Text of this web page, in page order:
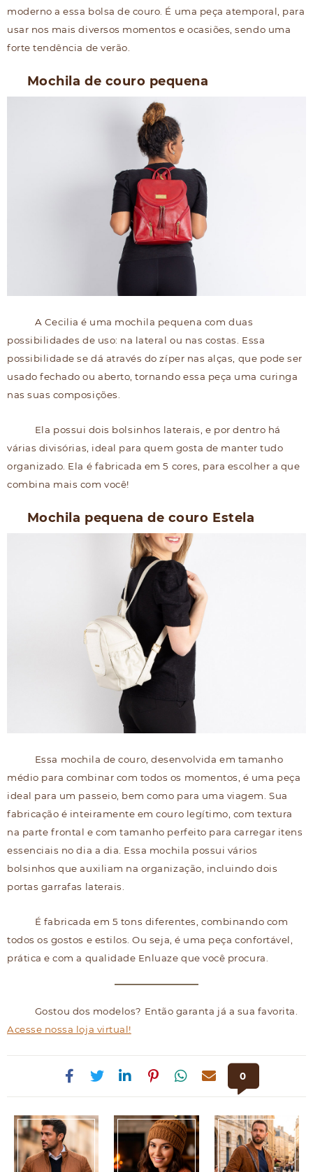
moderno a essa bolsa de couro. É uma peça atemporal, para
usar nos mais diversos momentos e ocasiões, sendo uma
forte tendência de verão.
Mochila de couro pequena
A Cecilia é uma mochila pequena com duas
possibilidades de uso: na lateral ou nas costas. Essa
possibilidade se dá através do zíper nas alças, que pode ser
usado fechado ou aberto, tornando essa peça uma curinga
nas suas composições.
Ela possui dois bolsinhos laterais, e por dentro há
várias divisórias, ideal para quem gosta de manter tudo
organizado. Ela é fabricada em 5 cores, para escolher a que
combina mais com você!
Mochila pequena de couro Estela
Essa mochila de couro, desenvolvida em tamanho
médio para combinar com todos os momentos, é uma peça
ideal para um passeio, bem como para uma viagem. Sua
fabricação é inteiramente em couro legítimo, com textura
na parte frontal e com tamanho perfeito para carregar itens
essenciais no dia a dia. Essa mochila possui vários
bolsinhos que auxiliam na organização, incluindo dois
portas garrafas laterais.
É fabricada em 5 tons diferentes, combinando com
todos os gostos e estilos. Ou seja, é uma peça confortável,
prática e com a qualidade Enluaze que você procura.
Gostou dos modelos? Então garanta já a sua favorita.
Acesse nossa loja virtual!
0